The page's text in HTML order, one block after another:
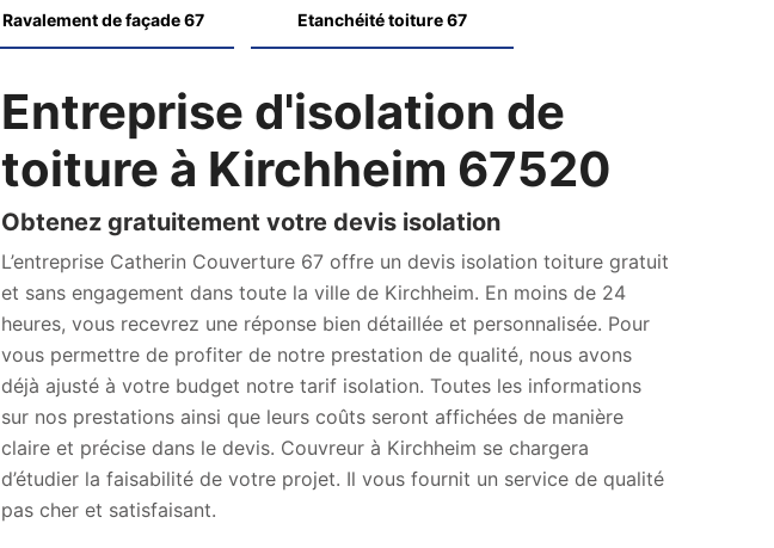
Ravalement de façade 67 Etanchéité toiture 67
Entreprise d'isolation de
toiture à Kirchheim 67520
Obtenez gratuitement votre devis isolation
L’entreprise Catherin Couverture 67 offre un devis isolation toiture gratuit
et sans engagement dans toute la ville de Kirchheim. En moins de 24
heures, vous recevrez une réponse bien détaillée et personnalisée. Pour
vous permettre de profiter de notre prestation de qualité, nous avons
déjà ajusté à votre budget notre tarif isolation. Toutes les informations
sur nos prestations ainsi que leurs coûts seront affichées de manière
claire et précise dans le devis. Couvreur à Kirchheim se chargera
d’étudier la faisabilité de votre projet. Il vous fournit un service de qualité
pas cher et satisfaisant.